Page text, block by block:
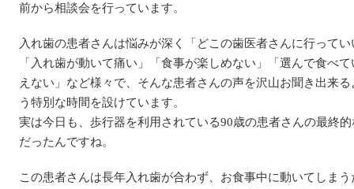
前から相談会を行っています。
入れ歯の患者さんは悩みが深く「どこの歯医者さんに行って
「入れ歯が動いて痛い」「食事が楽しめない」「選んで食べ
えない」など様々で、そんな患者さんの声を沢山お聞き出来
う特別な時間を設けています。
実は今日も、歩行器を利用されている90歳の患者さんの最終
だったんですね。
この患者さんは長年入れ歯が合わず、お食事中に動いてしま